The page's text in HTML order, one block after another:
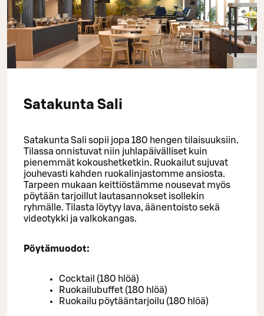
Satakunta Sali
Satakunta Sali sopii jopa 180 hengen tilaisuuksiin.
Tilassa onnistuvat niin juhlapäivälliset kuin
pienemmät kokoushetketkin. Ruokailut sujuvat
jouhevasti kahden ruokalinjastomme ansiosta.
Tarpeen mukaan keittiöstämme nousevat myös
pöytään tarjoillut lautasannokset isollekin
ryhmälle. Tilasta löytyy lava, äänentoisto sekä
videotykki ja valkokangas.
Pöytämuodot:
Cocktail (180 hlöä)
Ruokailubuffet (180 hlöä)
Ruokailu pöytääntarjoilu (180 hlöä)